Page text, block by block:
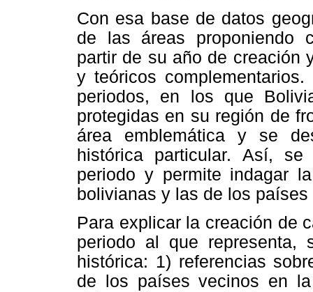
Con esa base de datos
de las áreas proponiendo
partir de su año de creación
y teóricos
periodos, en los que
protegidas en su región de
área emblemática y se
histórica particular. Así,
periodo y permite indagar
bolivianas y las de los
Para explicar la creación de
periodo al que representa,
histórica: 1) referencias
de los países vecinos en